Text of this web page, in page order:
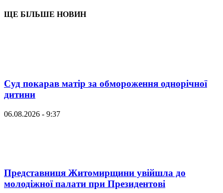
ЩЕ БІЛЬШЕ НОВИН
Суд покарав матір за обмороження однорічної
дитини
06.08.2026 - 9:37
Представниця Житомирщини увійшла до
молодіжної палати при Президентові